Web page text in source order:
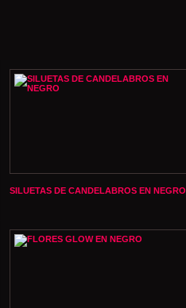
SILUETAS DE CANDELABROS EN NEGRO